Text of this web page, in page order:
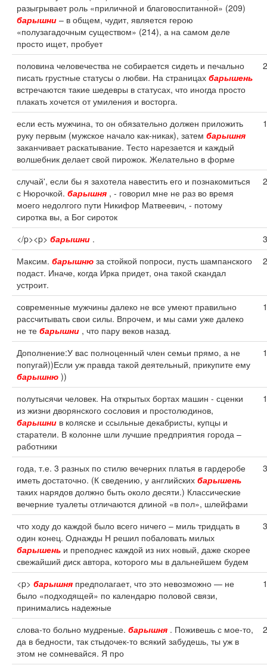
разыгрывает роль «приличной и благовоспитанной» (209)
барышни – в общем, чудит, является герою
«полузагадочным существом» (214), а на самом деле
просто ищет, пробует
половина человечества не собирается сидеть и печально
писать грустные статусы о любви. На страницах барышень
встречаются такие шедевры в статусах, что иногда просто
плакать хочется от умиления и восторга.
2
если есть мужчина, то он обязательно должен приложить
руку первым (мужское начало как-никак), затем барышня
заканчивает раскатывание. Тесто нарезается и каждый
волшебник делает свой пирожок. Желательно в форме
1
случай', если бы я захотела навестить его и познакомиться
с Нюрочкой. барышня , - говорил мне не раз во время
моего недолгого пути Никифор Матвеевич, - потому
сиротка вы, а Бог сироток
2
</p><p> барышни .
3
Максим. барышню за стойкой попроси, пусть шампанского
подаст. Иначе, когда Ирка придет, она такой скандал
устроит.
2
современные мужчины далеко не все умеют правильно
рассчитывать свои силы. Впрочем, и мы сами уже далеко
не те барышни , что пару веков назад.
1
Дополнение:У вас полноценный член семьи прямо, а не
попугай))Если уж правда такой деятельный, прикупите ему
барышню ))
1
полутысячи человек. На открытых бортах машин - сценки
из жизни дворянского сословия и простолюдинов,
барышни в коляске и ссыльные декабристы, купцы и
старатели. В колонне шли лучшие предприятия города –
работники
1
года, т.е. 3 разных по стилю вечерних платья в гардеробе
иметь достаточно. (К сведению, у английских барышень
таких нарядов должно быть около десяти.) Классические
вечерние туалеты отличаются длиной «в пол», шлейфами
3
что ходу до каждой было всего ничего – миль тридцать в
один конец. Однажды Н решил побаловать милых
барышень и преподнес каждой из них новый, даже скорее
свежайший диск автора, которого мы в дальнейшем будем
3
<p> барышня предполагает, что это невозможно — не
было «подходящей» по календарю половой связи,
принимались надежные
1
слова-то больно мудреные. барышня . Поживешь с мое-то,
да в бедности, так стыдочек-то всякий забудешь, ты уж в
этом не сомневайся. Я про
2